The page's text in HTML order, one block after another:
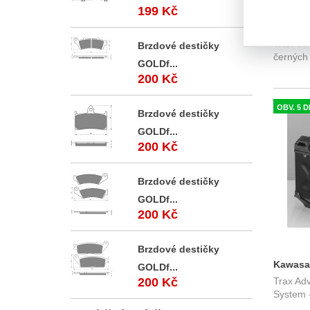
Trax ®
OBV. 5
l. s
Trax
System
199 Kč
Brzdové destičky
GOLDf...
200 Kč
Brzdové destičky
GOLDf...
200 Kč
Brzdové destičky
GOLDf...
200 Kč
Brzdové destičky
GOLDf...
200 Kč